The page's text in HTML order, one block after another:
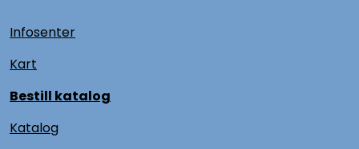
Infosenter
Kart
Bestill katalog
Katalog